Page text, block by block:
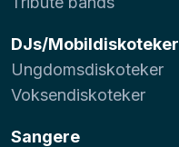
DJs/Mobildiskoteker
Ungdomsdiskoteker
Voksendiskoteker
Sangere